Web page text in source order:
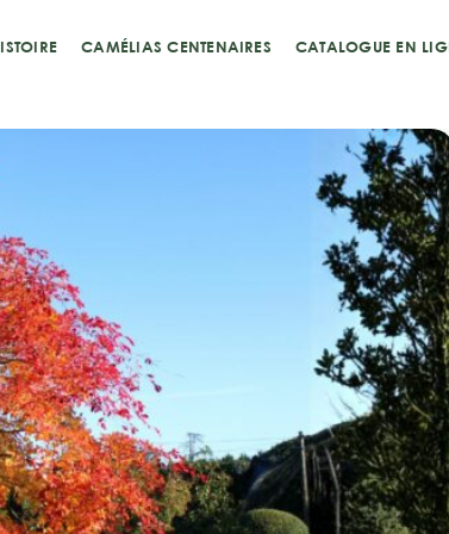
CAMÉLIAS CENTENAIRES CATALOGUE EN